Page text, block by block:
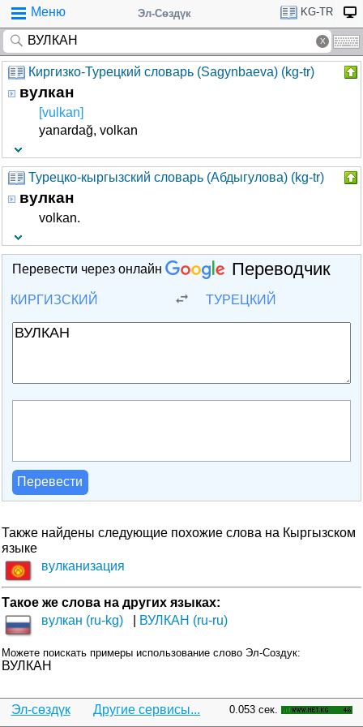
Меню Эл-Сөздүк KG-TR
Киргизко-Турецкий словарь (Sagynbaeva) (kg-tr)
вулкан
[vulkan]
yanardağ, volkan
Турецко-кыргызский словарь (Абдыгулова) (kg-tr)
вулкан
volkan.
Перевести через онлайн Переводчик
КИРГИЗСКИЙ ТУРЕЦКИЙ
Перевести
Также найдены следующие похожие слова на Кыргызском
языке
вулканизация
Такое же слова на других языках:
вулкан (ru-kg)
ВУЛКАН (ru-ru)
Можете поискать примеры использование слово Эл-Создук:
ВУЛКАН
Эл-сөздүк Другие сервисы... 0.053 сек.